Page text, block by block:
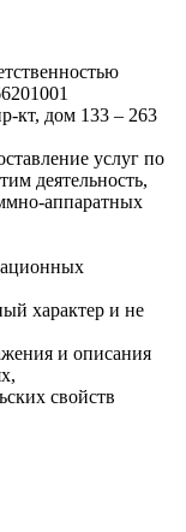
кт, дом 133 – 263
услуг по
деятельность,
аппаратных
характер и не
и описания
свойств